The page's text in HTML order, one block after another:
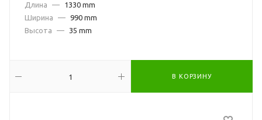
Длина
—
1330 mm
Ширина
— 990 mm
Высота
— 35 mm
В КОРЗИНУ